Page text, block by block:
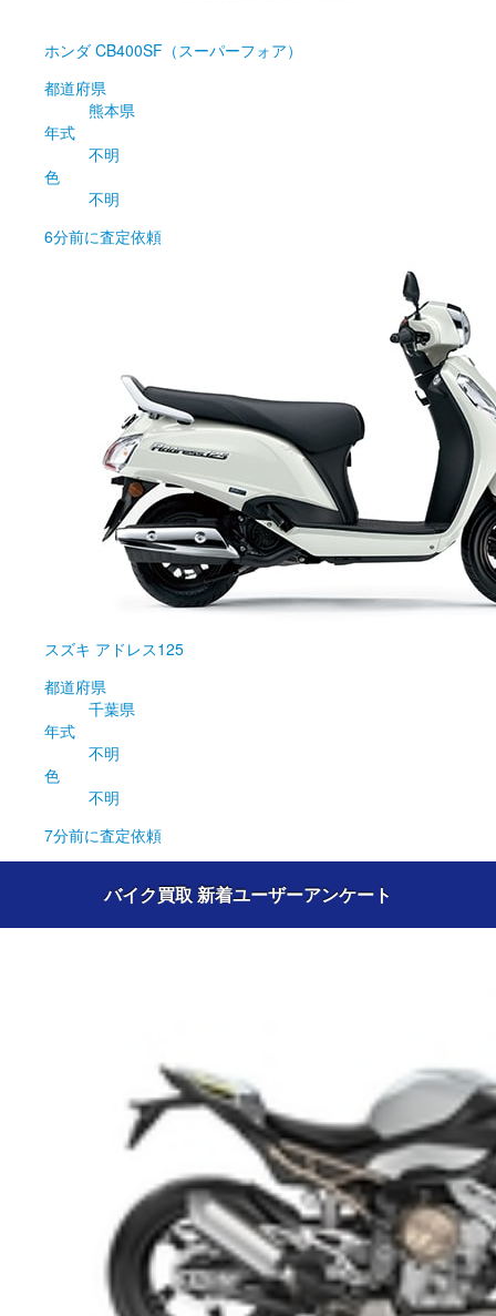
ホンダ CB400SF（スーパーフォア）
都道府県
熊本県
年式
不明
色
不明
6分前に査定依頼
スズキ アドレス125
都道府県
千葉県
年式
不明
色
不明
7分前に査定依頼
バイク買取 新着ユーザーアンケート